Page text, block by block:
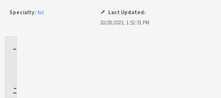
Specialty: hci
Last Updated:
10/28/2022, 1:52:31 PM